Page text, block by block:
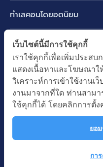
ทาวน์เฮ้าส์ ทาวน์โฮม
คอนโดมิเนียม
อาคารพาณิชย์ ตึกแถว
ที่ดินเปล่า
อพาร์ทเม้นท์ หอพัก
ออฟฟิต สำนักงาน
โรงงาน โกดัง
โรงแรม รีสอร์ท
บางนา รามคำแหง 2
ปทุมธานี รังสิต ลำลูกกา
นนทบุรี บางใหญ่ บางบัวทอง
ทำเลคอนโดยอดนิยม
พระราม 9
อ่อนนุช ปุณณวิถี
รัชดาภิเษก ห้วยขวาง
ห้าแยกลาดพร้าว
ทำเล BTS ยอดนิยม
BTS ทองหล่อ
BTS เอกมัย
BTS พร้อมพงษ์
BTS อ่อนนุช
ทำเล MRT ยอดนิยม
MRT เพชรบุรี
MRT พระราม 9
MRT พหลโยธิน
คำค้นยอดนิยม
บ้านมือสอง
ซื้อบ้าน ขายบ้าน
น
สงวนลิขสิทธิ โดยบริษัท บางกอ
เว็บไซต์นี้มีการใช้คุกกี้
เราใช้คุกกี้เพื่อเพิ่มประส
แสดงเนื้อหาและโฆษณาใ
วิเคราะห์การเข้าใช้งานเ
งานมาจากที่ใด ท่านสาม
ใช้คุกกี้ได้ โดยคลิกการตั้ง
ยอ
กา